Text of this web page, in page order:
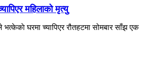
महिलाको मृत्यु
भत्केकाे घरमा च्यापिएर रौतहटमा सोमबार साँझ एक